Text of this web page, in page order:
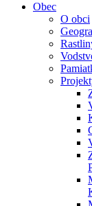
Obec
O obci